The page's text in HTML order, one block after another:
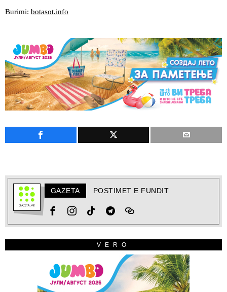
Burimi: botasot.info
GAZETA POSTIMET E FUNDIT
VERO